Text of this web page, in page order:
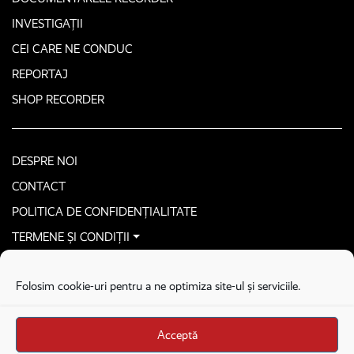
Folosim cookie-uri pentru a ne optimiza site-ul și serviciile.
Acceptă
INVESTIGAȚII
CEI CARE NE CONDUC
REPORTAJ
SHOP RECORDER
DESPRE NOI
CONTACT
POLITICA DE CONFIDENȚIALITATE
TERMENE ȘI CONDIȚII
Stega creative